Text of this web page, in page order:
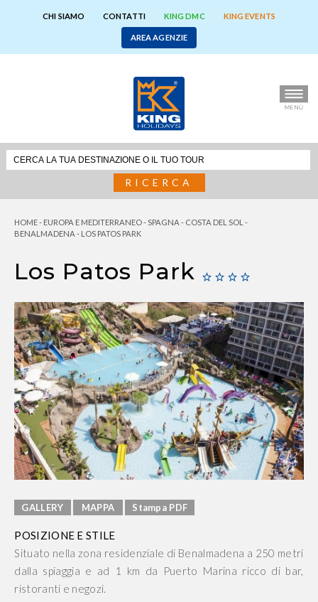
CHI SIAMO CONTATTI KING DMC KING EVENTS
AREA AGENZIE
RICERCA
HOME- EUROPA E MEDITERRANEO- SPAGNA - COSTA DEL SOL -
BENALMADENA - LOS PATOS PARK
Los Patos Park
GALLERY MAPPA Stampa PDF
POSIZIONE E STILE
Situato nella zona residenziale di Benalmadena a 250 metri
dalla spiaggia e ad 1 km da Puerto Marina ricco di bar,
ristoranti e negozi.